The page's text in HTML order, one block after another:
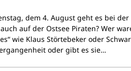
dem 4. August geht es bei
auf der Ostsee Piraten? Wer
wie Klaus Störtebeker oder
oder gibt es sie…